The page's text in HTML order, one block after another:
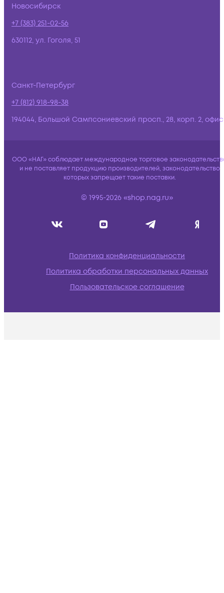
Новосибирск
+7 (383) 251-02-56
630112, ул. Гоголя, 51
Санкт-Петербург
+7 (812) 918-98-38
194044, Большой Сампсониевский просп., 28, корп. 2,
ООО «НАГ» соблюдает международное торговое
и не поставляет продукцию производителей, законодательство
которых запрещает такие поставки.
© 1995-2026 «shop.nag.ru»
Политика конфиденциальности
Политика обработки персональных данных
Пользовательское соглашение